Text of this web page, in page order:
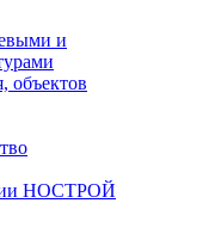
и
объектов
НОСТРОЙ